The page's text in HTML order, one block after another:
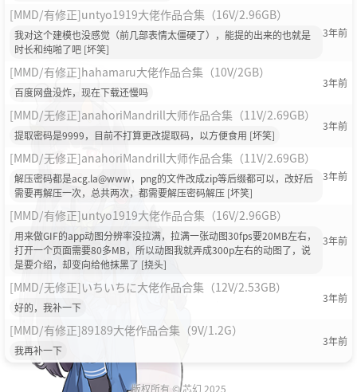
[MMD/有修正]untyo1919大佬作品合集（16V/2.96GB）
我对这个建模也没感觉（前几部表情太僵硬了），能提的出来的也就是
时长和纯啪了吧 [坏笑]
3年前
[MMD/有修正]hahamaru大佬作品合集（10V/2GB）
百度网盘没炸，现在下载还慢吗
3年前
[MMD/无修正]anahoriMandrill大师作品合集（11V/2.69GB）
提取密码是9999，目前不打算更改提取码，以方便食用 [坏笑]
3年前
[MMD/无修正]anahoriMandrill大师作品合集（11V/2.69GB）
解压密码都是acg.la@www，png的文件改成zip等后缀都可以，改好后
需要再解压一次，总共两次，都需要解压密码解压 [坏笑]
3年前
[MMD/有修正]untyo1919大佬作品合集（16V/2.96GB）
用来做GIF的app动图分辨率没拉满，拉满一张动图30fps要20MB左右，
打开一个页面需要80多MB，所以动图我就弄成300p左右的动图了，说
是要介绍，却变向给他抹黑了 [挠头]
3年前
[MMD/无修正]いちいちに大佬作品合集（12V/2.53GB）
好的，我补一下
3年前
[MMD/有修正]89189大佬作品合集（9V/1.2G）
我再补一下
3年前
版权所有 ©芯幻 2025